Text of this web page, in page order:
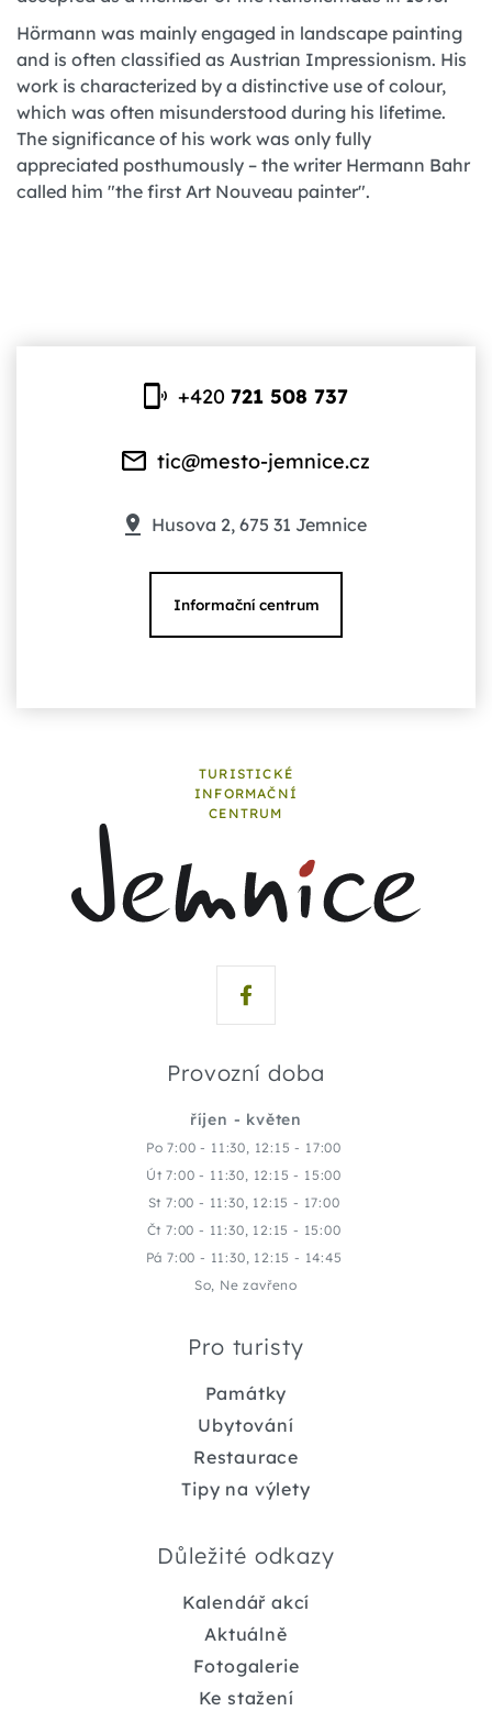
Hörmann was mainly engaged in landscape painting
and is often classified as Austrian Impressionism. His
work is characterized by a distinctive use of colour,
which was often misunderstood during his lifetime.
The significance of his work was only fully
appreciated posthumously – the writer Hermann Bahr
called him "the first Art Nouveau painter".
+420721 508 737
tic@mesto-jemnice.cz
Husova 2, 675 31 Jemnice
Informační centrum
TURISTICKÉ
INFORMAČNÍ
CENTRUM
Provozní doba
říjen - květen
Po 7:00 - 11:30, 12:15 - 17:00
Út 7:00 - 11:30, 12:15 - 15:00
St 7:00 - 11:30, 12:15 - 17:00
Čt 7:00 - 11:30, 12:15 - 15:00
Pá 7:00 - 11:30, 12:15 - 14:45
So, Ne zavřeno
Pro turisty
Památky
Ubytování
Restaurace
Tipy na výlety
Důležité odkazy
Kalendář akcí
Aktuálně
Fotogalerie
Ke stažení